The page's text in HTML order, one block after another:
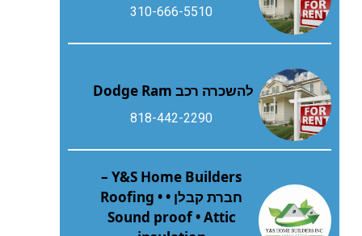
310-666-5510
להשכרה רכב Dodge Ram
818-442-2290
Y&S Home Builders –
חברת קבלן • Roofing •
Sound proof • Attic